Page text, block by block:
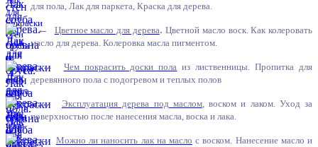
для пола, Лак для паркета, Краска для дерева.
← Цветное масло для дерева.Цветной масло воск. Как колеровать
масло для дерева. Колеровка масла пигментом.
← Чем покрасить доски пола из лиственницы. Пропитка для
деревянного пола с подогревом и теплых полов
← Эксплуатация дерева под маслом, воском и лаком. Уход за
поверхностью после нанесения масла, воска и лака.
← Можно ли наносить лак на масло с воском. Нанесение масло и